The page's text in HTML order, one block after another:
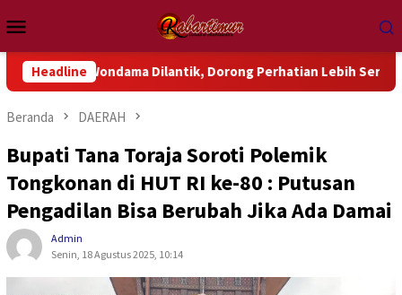
ke
kontenMobile
Headline
Wondama Dilantik, Dorong Perhatian Lebih Serius Terhadap
Beranda DAERAH
Bupati Tana Toraja Soroti Polemik
Tongkonan di HUT RI ke-80 : Putusan
Pengadilan Bisa Berubah Jika Ada Damai
Admin
Senin, 18 Agustus 2025, 10:14